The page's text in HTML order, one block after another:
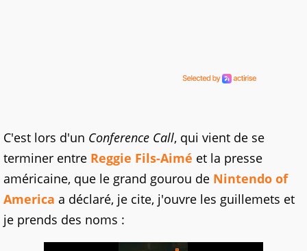
C'est lors d'un Conference Call, qui vient de se
terminer entre Reggie Fils-Aimé et la presse
américaine, que le grand gourou de Nintendo of
America a déclaré, je cite, j'ouvre les guillemets et
je prends des noms :